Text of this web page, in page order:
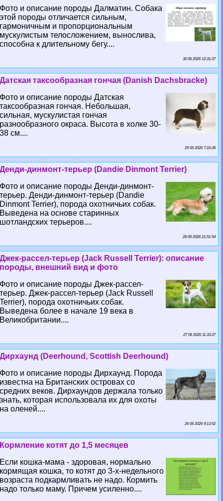
Фото и описание породы Далматин. Собака
этой породы отличается сильным,
гармоничным и пропорциональным
мускулистым телосложением, вынослива,
способна к длительному бегу....
30 06 2026 12:31:37
Датская таксообразная гончая (Danish Dachsbracke)
Фото и описание породы Датская
таксообразная гончая. Небольшая,
сильная, мускулистая гончая
разнообразного окраса. Высота в холке 30-
38 см....
29 06 2026 7:16:36
Денди-динмонт-терьер (Dandie Dinmont Terrier)
Фото и описание породы Денди-динмонт-
терьер. Денди-динмонт-терьер (Dandie
Dinmont Terrier), порода охотничьих собак.
Выведена на основе старинных
шотландских терьеров....
28 06 2026 21:51:54
Джек-рассел-терьер (Jack Russell Terrier): описание
породы, внешний вид и фото
Фото и описание породы Джек-рассел-
терьер. Джек-рассел-терьер (Jack Russell
Terrier), порода охотничьих собак.
Выведена более в начале 19 века в
Великобритании....
27 06 2026 11:33:37
Дирхаунд (Deerhound, Scottish Deerhound)
Фото и описание породы Дирхаунд. Порода
известна на Британских островах со
средних веков. Дирхаундов держала только
знать, которая использовала их для охоты
на оленей....
26 06 2026 9:13:52
Кормление котят до 1,5 месяцев
Если кошка-мама - здоровая, нормально
кормящая кошка, то котят до 3-х-недельного
возраста подкармливать не надо. Кормить
надо только маму. Причем усиленно....